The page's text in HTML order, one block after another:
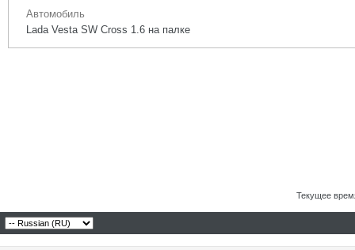
Автомобиль
Lada Vesta SW Cross 1.6 на палке
Текущее